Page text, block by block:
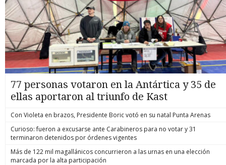
77 personas votaron en la Antártica y 35 de
ellas aportaron al triunfo de Kast
Con Violeta en brazos, Presidente Boric votó en su natal Punta Arenas
Curioso: fueron a excusarse ante Carabineros para no votar y 31
terminaron detenidos por órdenes vigentes
Más de 122 mil magallánicos concurrieron a las urnas en una elección
marcada por la alta participación